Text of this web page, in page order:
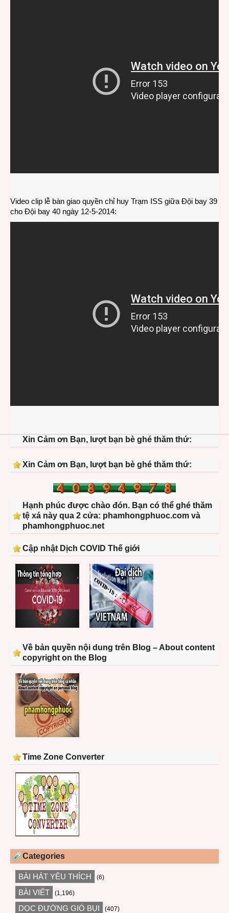
Video clip lễ bàn giao quyền chỉ huy Trạm ISS giữa Đội bay 39
cho Đội bay 40 ngày 12-5-2014:
Xin Cảm ơn Bạn, lượt bạn bè ghé thăm thứ:
Xin Cảm ơn Bạn, lượt bạn bè ghé thăm thứ:
Hạnh phúc được chào đón. Bạn có thể ghé thăm
tệ xá này qua 2 cửa: phamhongphuoc.com và
phamhongphuoc.net
Cập nhật Dịch COVID Thế giới
Về bản quyền nội dung trên Blog – About content
copyright on the Blog
Time Zone Converter
Categories
BÀI HÁT YÊU THÍCH (6)
BÀI VIẾT (1,196)
DỌC ĐƯỜNG GIÓ BỤI (407)